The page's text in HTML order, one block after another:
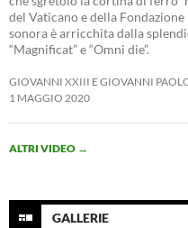
del Vaticano e della
sonora è arricchita dalla
“Magnificat” e “Omni die”.
GIOVANNI XXIII E GIOVANNI
1 MAGGIO 2020
ALTRI VIDEO →
GALLERIE